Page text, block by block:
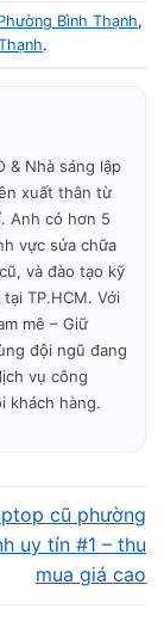
phí.
Bình Thạnh,
.
& Nhà sáng lập
xuất thân từ
Anh có hơn 5
vực sửa chữa
và đào tạo kỹ
TP.HCM. Với
mê – Giữ
đội ngũ đang
vụ công
khách hàng.
cũ phường
uy tín #1 – thu
mua giá cao